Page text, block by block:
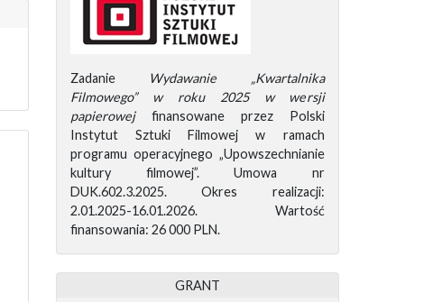
Zadanie
Wydawanie „Kwartalnika
Filmowego” w roku 2025 w wersji
papierowejfinansowane przez Polski
Instytut Sztuki Filmowej w ramach
programu operacyjnego „Upowszechnianie
kultury filmowej”. Umowa nr
DUK.602.3.2025. Okres realizacji:
2.01.2025-16.01.2026. Wartość
finansowania: 26 000 PLN.
GRANT